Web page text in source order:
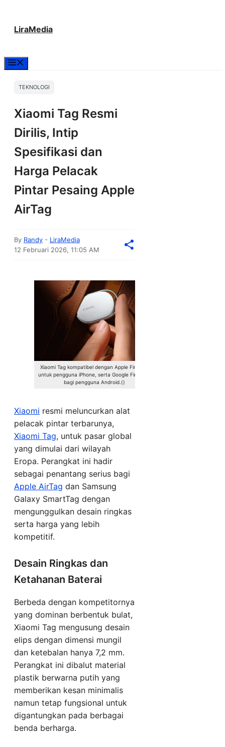
LiraMedia
TEKNOLOGI
Xiaomi Tag Resmi
Dirilis, Intip
Spesifikasi dan
Harga Pelacak
Pintar Pesaing Apple
AirTag
By Randy - LiraMedia
12 Februari 2026, 11:05 AM
Xiaomi Tag kompatibel dengan Apple Find My
untuk pengguna iPhone, serta Google Find Hub
bagi pengguna Android.()
Xiaomi resmi meluncurkan alat
pelacak pintar terbarunya,
Xiaomi Tag, untuk pasar global
yang dimulai dari wilayah
Eropa. Perangkat ini hadir
sebagai penantang serius bagi
Apple AirTag dan Samsung
Galaxy SmartTag dengan
mengunggulkan desain ringkas
serta harga yang lebih
kompetitif.
Desain Ringkas dan
Ketahanan Baterai
Berbeda dengan kompetitornya
yang dominan berbentuk bulat,
Xiaomi Tag mengusung desain
elips dengan dimensi mungil
dan ketebalan hanya 7,2 mm.
Perangkat ini dibalut material
plastik berwarna putih yang
memberikan kesan minimalis
namun tetap fungsional untuk
digantungkan pada berbagai
benda berharga.